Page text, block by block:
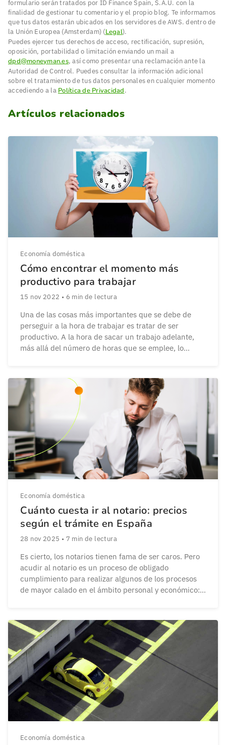
formulario serán tratados por ID Finance Spain, S.A.U. con la
finalidad de gestionar tu comentario y el propio blog. Te informamos
que tus datos estarán ubicados en los servidores de AWS. dentro de
la Unión Europea (Amsterdam) (Legal).
Puedes ejercer tus derechos de acceso, rectificación, supresión,
oposición, portabilidad o limitación enviando un mail a
dpd@moneyman.es, así como presentar una reclamación ante la
Autoridad de Control. Puedes consultar la información adicional
sobre el tratamiento de tus datos personales en cualquier momento
accediendo a la Política de Privacidad.
Artículos relacionados
Economía doméstica
Cómo encontrar el momento más
productivo para trabajar
15 nov 2022 • 6 min de lectura
Una de las cosas más importantes que se debe de
perseguir a la hora de trabajar es tratar de ser
productivo. A la hora de sacar un trabajo adelante,
más allá del número de horas que se emplee, lo
tiempo si […]
Economía doméstica
Cuánto cuesta ir al notario: precios
según el trámite en España
28 nov 2025 • 7 min de lectura
Es cierto, los notarios tienen fama de ser caros. Pero
acudir al notario es un proceso de obligado
cumplimiento para realizar algunos de los procesos
de mayor calado en el ámbito personal y económico:
Te lo explicamos al detalle. A […]
Economía doméstica